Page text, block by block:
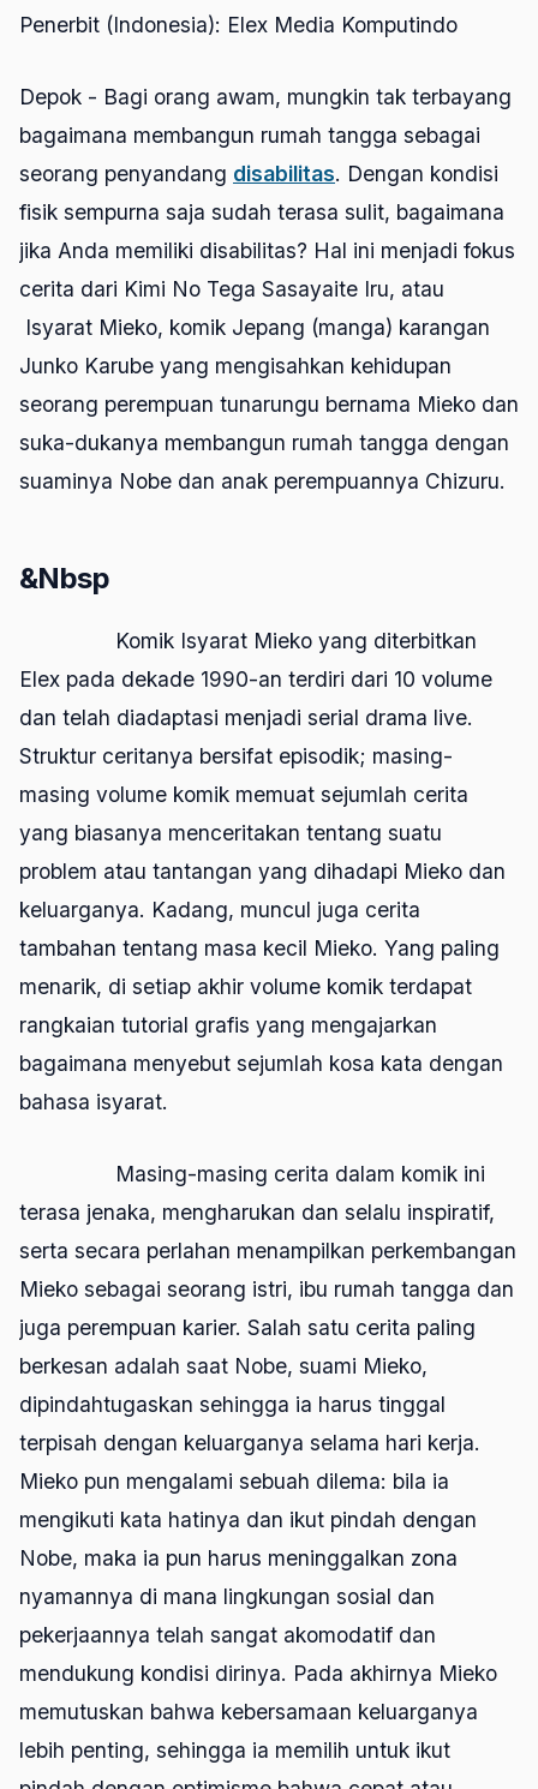
Penerbit (Indonesia): Elex Media Komputindo
Depok - Bagi orang awam, mungkin tak terbayang
bagaimana membangun rumah tangga sebagai
seorang penyandang disabilitas. Dengan kondisi
fisik sempurna saja sudah terasa sulit, bagaimana
jika Anda memiliki disabilitas? Hal ini menjadi fokus
cerita dari Kimi No Tega Sasayaite Iru, atau
Isyarat Mieko, komik Jepang (manga) karangan
Junko Karube yang mengisahkan kehidupan
seorang perempuan tunarungu bernama Mieko dan
suka-dukanya membangun rumah tangga dengan
suaminya Nobe dan anak perempuannya Chizuru.
&Nbsp
Komik Isyarat Mieko yang diterbitkan
Elex pada dekade 1990-an terdiri dari 10 volume
dan telah diadaptasi menjadi serial drama live.
Struktur ceritanya bersifat episodik; masing-
masing volume komik memuat sejumlah cerita
yang biasanya menceritakan tentang suatu
problem atau tantangan yang dihadapi Mieko dan
keluarganya. Kadang, muncul juga cerita
tambahan tentang masa kecil Mieko. Yang paling
menarik, di setiap akhir volume komik terdapat
rangkaian tutorial grafis yang mengajarkan
bagaimana menyebut sejumlah kosa kata dengan
bahasa isyarat.
Masing-masing cerita dalam komik ini
terasa jenaka, mengharukan dan selalu inspiratif,
serta secara perlahan menampilkan perkembangan
Mieko sebagai seorang istri, ibu rumah tangga dan
juga perempuan karier. Salah satu cerita paling
berkesan adalah saat Nobe, suami Mieko,
dipindahtugaskan sehingga ia harus tinggal
terpisah dengan keluarganya selama hari kerja.
Mieko pun mengalami sebuah dilema: bila ia
mengikuti kata hatinya dan ikut pindah dengan
Nobe, maka ia pun harus meninggalkan zona
nyamannya di mana lingkungan sosial dan
pekerjaannya telah sangat akomodatif dan
mendukung kondisi dirinya. Pada akhirnya Mieko
memutuskan bahwa kebersamaan keluarganya
lebih penting, sehingga ia memilih untuk ikut